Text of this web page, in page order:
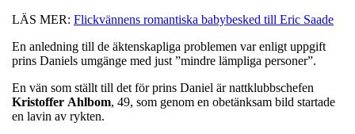
LÄS MER: Flickvännens romantiska babybesked till Eric Saade
En anledning till de äktenskapliga problemen var enligt uppgift
prins Daniels umgänge med just ”mindre lämpliga personer”.
En vän som ställt till det för prins Daniel är nattklubbschefen
Kristoffer Ahlbom, 49, som genom en obetänksam bild startade
en lavin av rykten.